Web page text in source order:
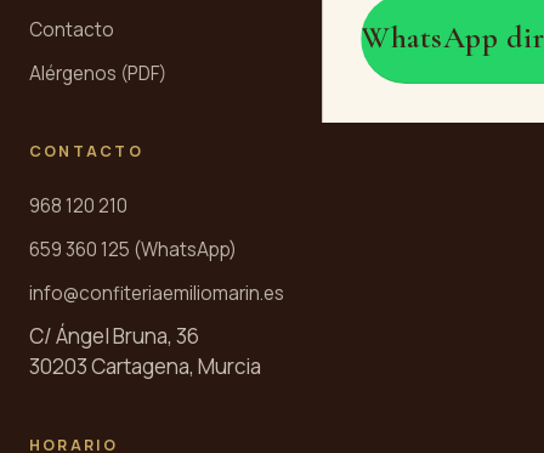
WhatsApp
Contacto
Alérgenos (PDF)
CONTACTO
968 120 210
659 360 125 (WhatsApp)
info@confiteriaemiliomarin.es
C/ Ángel Bruna, 36
30203 Cartagena, Murcia
HORARIO